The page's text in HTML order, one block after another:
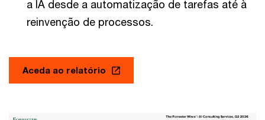
a IA desde a automatização de tarefas até à
reinvenção de processos.
Aceda ao relatório